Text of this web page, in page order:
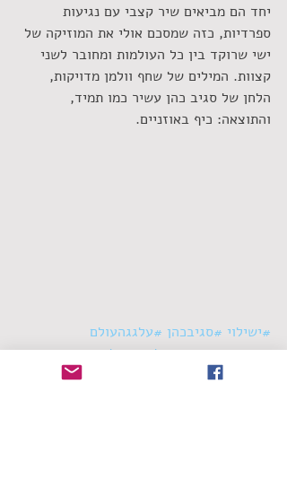
יחד הם מביאים שיר קצבי עם נגיעות
ספרדיות, כזה שמסכם אולי את המוזיקה של
ישי שרוקד בין כל העולמות ומחובר לשני
קצוות. המילים של שחף וולמן מדויקות,
הלחן של סגיב כהן עשיר כמו תמיד,
והתוצאה: כיף באוזניים.
#ישילוי #סגיבכהן #עלגגהעולם
#שחראמאנו #הכותלהישראלי